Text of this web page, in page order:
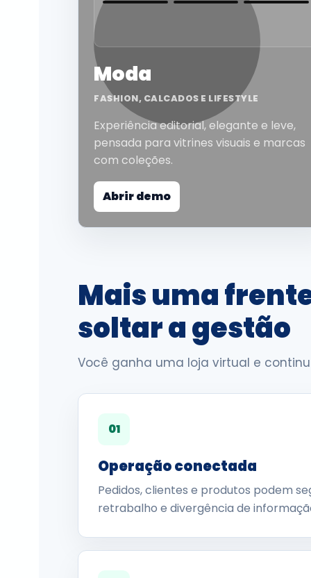
Moda
FASHION, CALCADOS E LIFESTYLE
Experiência editorial, elegante e leve,
pensada para vitrines visuais e marcas
com coleções.
Abrir demo
Mais uma
soltar a gestão
Você ganha uma loja virtual e
01
Operação conectada
Pedidos, clientes e produtos podem
retrabalho e divergência de